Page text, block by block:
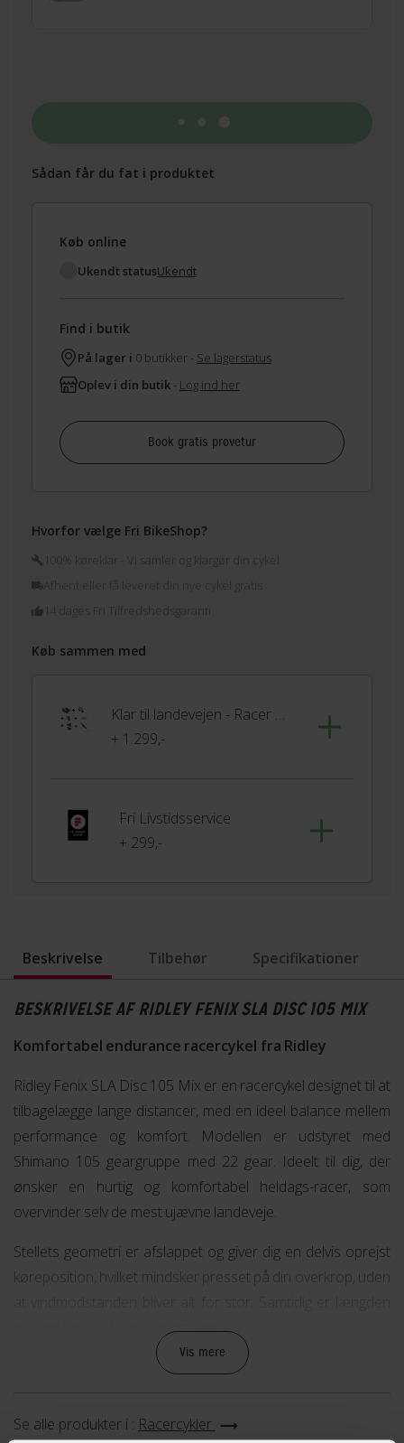
Sådan får du fat i produktet
Køb online
Ukendt statusUkendt
Find i butik
På lager i 0 butikker - Se lagerstatus
Oplev i din butik - Log ind her
Book gratis prøvetur
Hvorfor vælge Fri BikeShop?
100% køreklar - Vi samler og klargør din cykel
14 dages Fri Tilfredshedsgaranti
Køb sammen med
Klar til landevejen - Racer udstyrspakke
+ 1.299,-
Fri Livstidsservice
+ 299,-
Beskrivelse Tilbehør Specifikationer
BESKRIVELSE AF RIDLEY FENIX SLA DISC 105 MIX
Komfortabel endurance racercykel fra Ridley
Ridley Fenix SLA Disc 105 Mix er en racercykel designet til at
tilbagelægge lange distancer, med en ideel balance mellem
performance og komfort. Modellen er udstyret med
Shimano 105 geargruppe med 22 gear. Ideelt til dig, der
ønsker en hurtig og komfortabel heldags-racer, som
overvinder selv de mest ujævne landeveje.
Stellets geometri er afslappet og giver dig en delvis oprejst
køreposition, hvilket mindsker presset på din overkrop, uden
mellem for- og baghjul gjort større, for at give dig den bedst
mulige kontrol over cyklen i både sving og under
opbremsninger. Tilsammen er dette med til at give dig størst
Vis mere
Se alle produkter i : Racercykler